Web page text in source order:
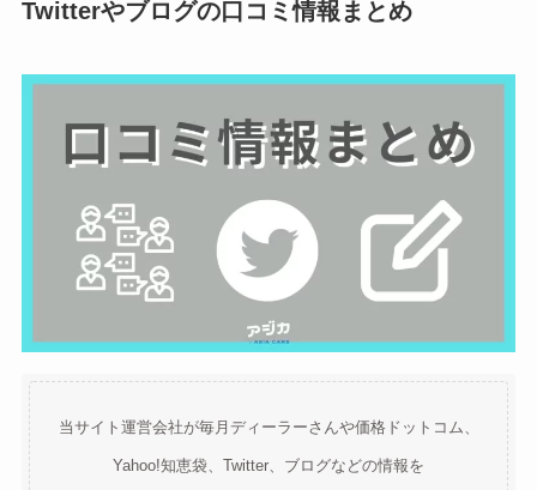
Twitterやブログの口コミ情報まとめ
当サイト運営会社が毎月ディーラーさんや価格ドットコム、
Yahoo!知恵袋、Twitter、ブログなどの情報を